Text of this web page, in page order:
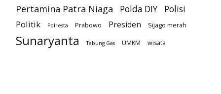
Pertamina Patra Niaga Polda DIY
Polisi
Politik
Polresta Prabowo Presiden Sijago merah
Sunaryanta Tabung Gas UMKM wisata